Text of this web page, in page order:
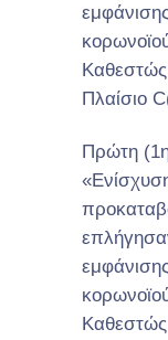
Πλαίσιο
Πρώτη